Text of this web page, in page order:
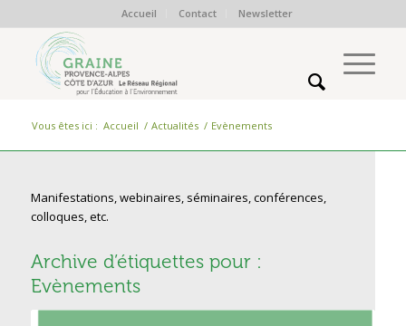
Accueil Contact Newsletter
Vous êtes ici : Accueil / Actualités / Evènements
Manifestations, webinaires, séminaires, conférences,
colloques, etc.
Archive d’étiquettes pour :
Evènements